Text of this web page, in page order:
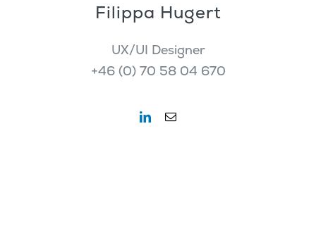
Filippa Hugert
UX/UI Designer
+46 (0) 70 58 04 670